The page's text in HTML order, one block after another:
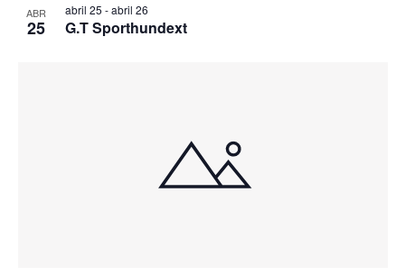
ABR
25
abril 25 -abril 26
G.T Sporthundext